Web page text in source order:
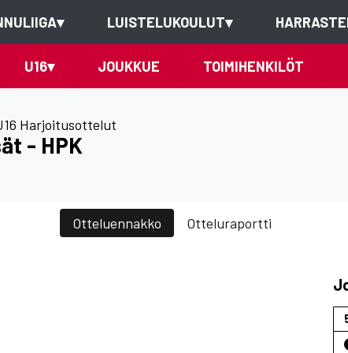
▾ LUISTELUKOULUT▾
U16▾ JOUKKUE TOIMIHENKILÖT
Harjoitusottelut
- HPK
Otteluennakko Otteluraportti